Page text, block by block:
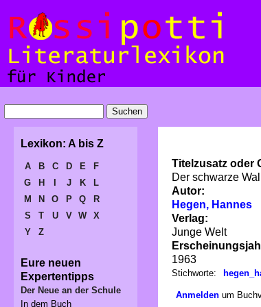
Titelzusatz oder
Der schwarze
Autor:
Hegen, Hannes
Verlag:
Junge Welt
1963
Stichworte:
Anmelden um
Lexikon: A bis Z
A B C D E
F
G
H J K
L
M
N O P Q
R
S
T U V W
X
Y
Z
Eure neuen
Expertentipps
Der Neue an der Schule
In dem Buch